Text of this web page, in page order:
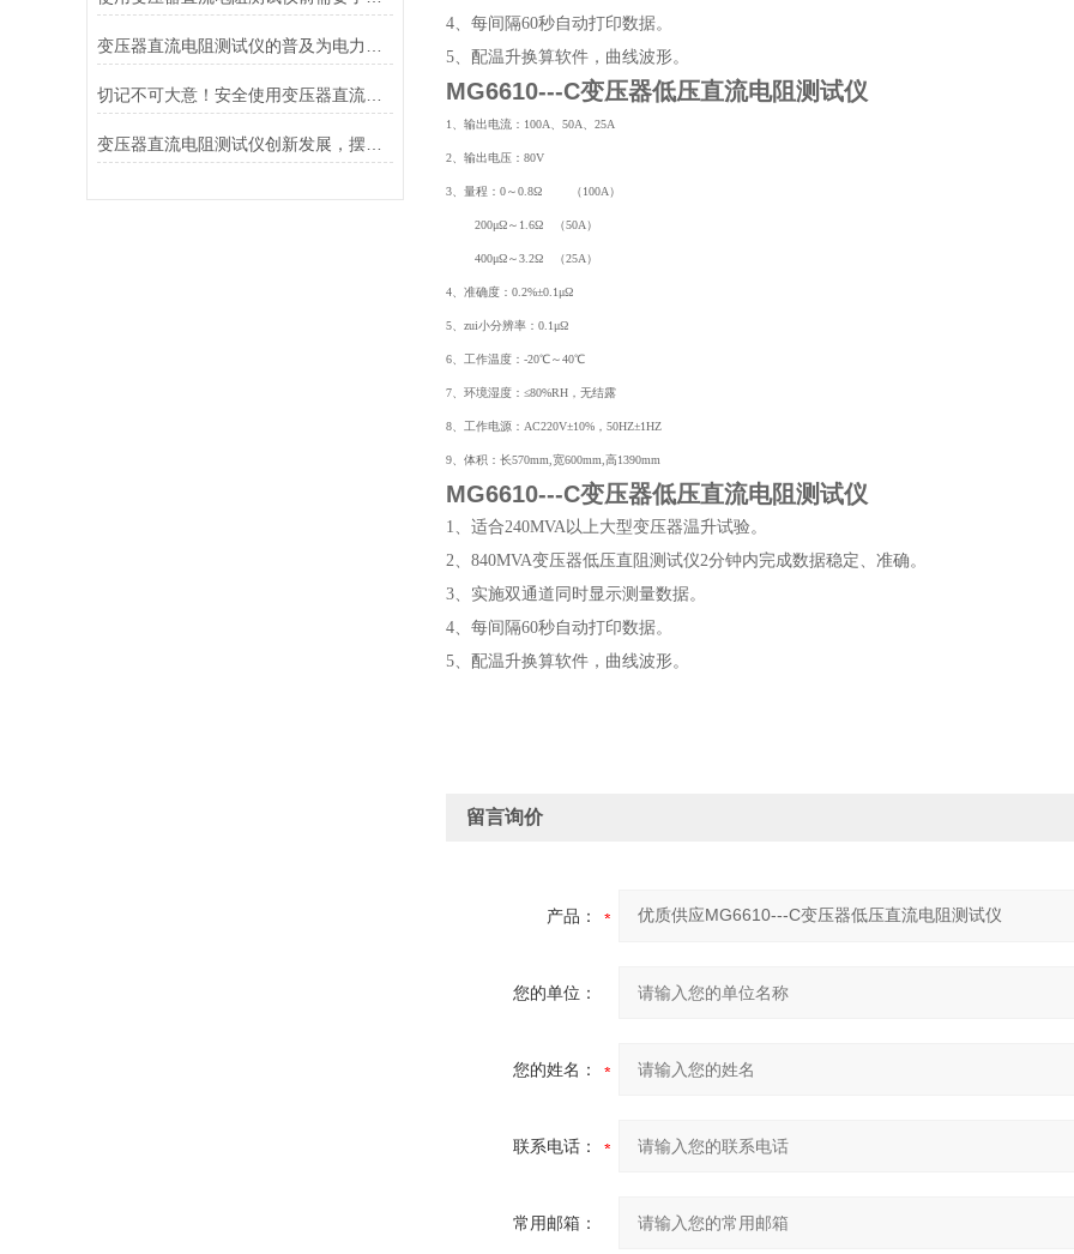
切记不可大意！安全使用变压器直流电阻测试仪
变压器直流电阻测试仪创新发展，摆脱传统
4、每间隔60秒自动打印数据。
5、配温升换算软件，曲线波形。
MG6610---C变压器低压直流电阻测试仪
1、输出电流：100A、50A、25A
2、输出电压：80V
3、量程：0～0.8Ω （100A）
200μΩ～1.6Ω （50A）
400μΩ～3.2Ω （25A）
4、准确度：0.2%±0.1μΩ
5、zui小分辨率：0.1μΩ
6、工作温度：-20℃～40℃
7、环境湿度：≤80%RH，无结露
8、工作电源：AC220V±10%，50HZ±1HZ
9、体积：长570mm,宽600mm,高1390mm
MG6610---C变压器低压直流电阻测试仪
1、适合240MVA以上大型变压器温升试验。
2、840MVA变压器低压直阻测试仪2分钟内完成数据稳定、准确。
3、实施双通道同时显示测量数据。
4、每间隔60秒自动打印数据。
5、配温升换算软件，曲线波形。
留言询价
产品：
您的单位：
您的姓名：
联系电话：
常用邮箱：